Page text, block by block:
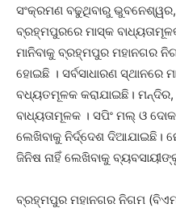
ସଂକ୍ରମଣ ବଢୁଥିବାରୁ
ବ୍ରହ୍ମପୁରରେ ମାସ୍କ
ମାନିବାକୁ ବ୍ରହ୍ମପୁର ମହାନଗର
ହୋଇଛି । ସର୍ବସାଧାରଣ
ବଧ୍ୟତମୂଳକ କରାଯାଇଛି। ମନ୍ଦିର,
ବାଧ୍ୟତାମୂଳକ । ସପିଂ ମଲ୍‌ ଓ
ଲେଖିବାକୁ ନିର୍ଦ୍ଦେଶ ଦିଆଯାଇଛି।
ଜିନିଷ ନାହିଁ ଲେଖିବାକୁ
ବ୍ରହ୍ମପୁର ମହାନଗର ନିଗମ